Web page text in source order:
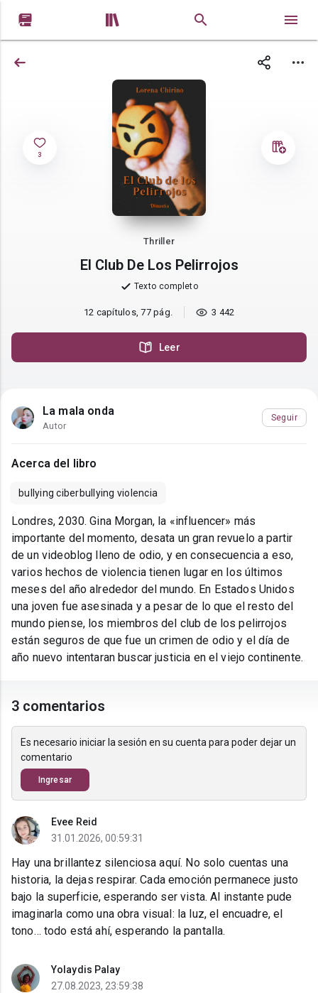
 
3
Thriller
El Club De Los Pelirrojos
Texto completo
12 capítulos, 77 pág. 3 442
Leer
La mala onda
Autor
Seguir
Acerca del libro
bullying ciberbullying violencia
Londres, 2030. Gina Morgan, la «influencer» más
importante del momento, desata un gran revuelo a partir
de un videoblog lleno de odio, y en consecuencia a eso,
varios hechos de violencia tienen lugar en los últimos
meses del año alrededor del mundo. En Estados Unidos
una joven fue asesinada y a pesar de lo que el resto del
mundo piense, los miembros del club de los pelirrojos
están seguros de que fue un crimen de odio y el día de
año nuevo intentaran buscar justicia en el viejo continente.
3 comentarios
Es necesario iniciar la sesión en su cuenta para poder dejar un
comentario
Ingresar
Evee Reid
31.01.2026, 00:59:31
Hay una brillantez silenciosa aquí. No solo cuentas una
historia, la dejas respirar. Cada emoción permanece justo
bajo la superficie, esperando ser vista. Al instante pude
imaginarla como una obra visual: la luz, el encuadre, el
tono… todo está ahí, esperando la pantalla.
Yolaydis Palay
27.08.2023, 23:59:38